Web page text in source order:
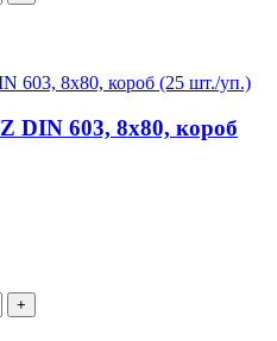
DIN 603, 8х80, короб